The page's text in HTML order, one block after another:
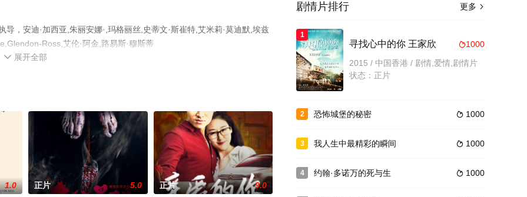
，安迪·加西亚,朱丽安娜·,玛格丽丝,史蒂文·斯崔特,艾米莉·莫迪默,埃兹
Ross,艾伦·阿金,路易斯·穆斯蒂
等演员精彩演绎的美国电影，大结局剧情已揭晓（已完
 展开全部
1.0 正片 5.0 正片 9.0
更多 
剧情片排行
1
1000
寻找心中的你 王家欣
2015 / 中国香港 / 剧情,爱情,剧情片
状态：正片
2  1000
恐怖城堡的秘密
3  1000
我人生中最精彩的瞬间
4  1000
约翰·多诺万的死与生